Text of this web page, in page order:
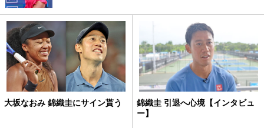
大坂なおみ 錦織圭にサイン貰う
錦織圭 引退へ心境【インタビュ
ー】